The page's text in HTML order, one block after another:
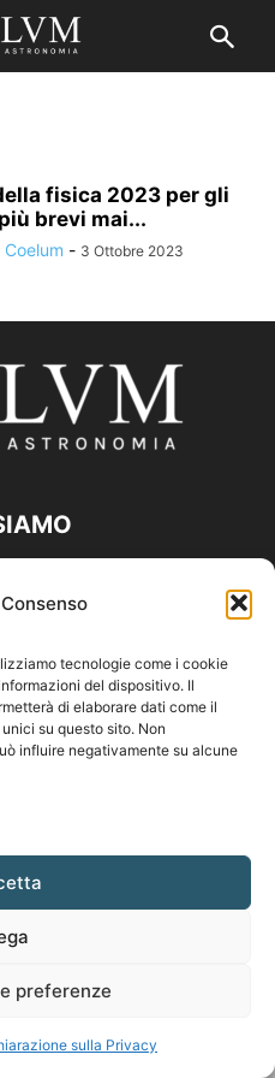
tecnologie come i cookie
del dispositivo. Il
di elaborare dati come il
su questo sito. Non
influire negativamente su alcune
preferenze
sulla Privacy
fisica 2023 per gli
brevi mai...
- 3 Ottobre 2023